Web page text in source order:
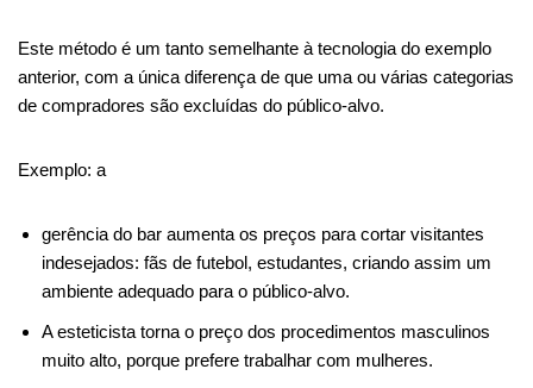
Este método é um tanto semelhante à tecnologia do exemplo
anterior, com a única diferença de que uma ou várias categorias
de compradores são excluídas do público-alvo.
Exemplo: a
gerência do bar aumenta os preços para cortar visitantes
indesejados: fãs de futebol, estudantes, criando assim um
ambiente adequado para o público-alvo.
A esteticista torna o preço dos procedimentos masculinos
muito alto, porque prefere trabalhar com mulheres.